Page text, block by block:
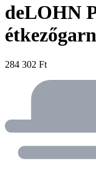
deLOHN
284 302 Ft